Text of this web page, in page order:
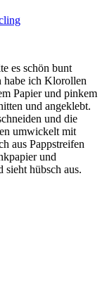
es schön bunt
habe ich Klorollen
Papier und pinkem
und angeklebt.
und die
umwickelt mit
aus Pappstreifen
und
sieht hübsch aus.